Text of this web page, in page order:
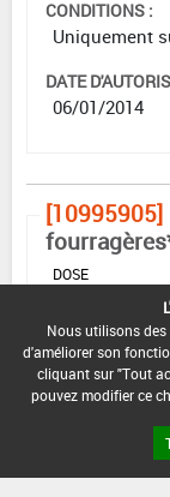
CONDITIONS :
Uniquement
DATE
06/01/2014
[10995905]
DOSE
3,6
L/ha
INTERVALLE
-
Nous utilisons
d'améliorer son
cliquant sur "Tout
pouvez modifier ce